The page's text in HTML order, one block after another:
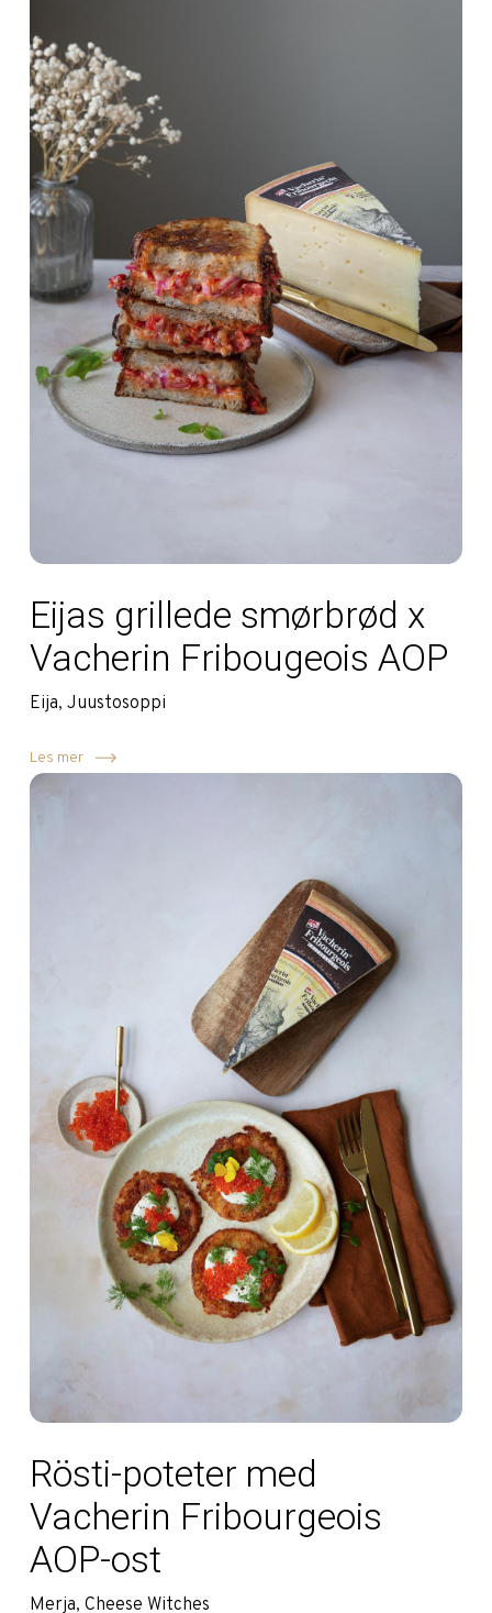
Eijas grillede smørbrød x
Vacherin Fribougeois AOP
Eija, Juustosoppi
Les mer
Rösti-poteter med
Vacherin Fribourgeois
AOP-ost
Merja, Cheese Witches